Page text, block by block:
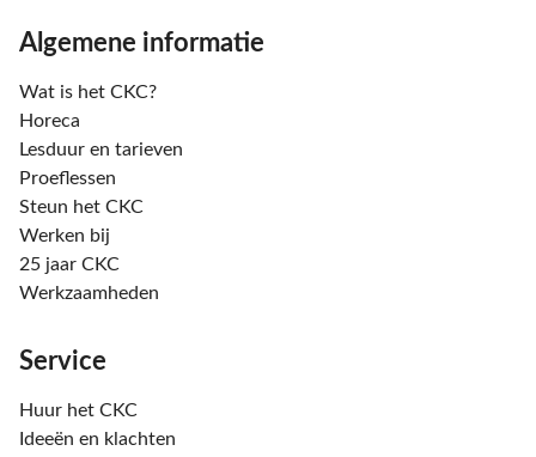
Algemene informatie
Wat is het CKC?
Horeca
Lesduur en tarieven
Proeflessen
Steun het CKC
Werken bij
25 jaar CKC
Werkzaamheden
Service
Huur het CKC
Ideeën en klachten